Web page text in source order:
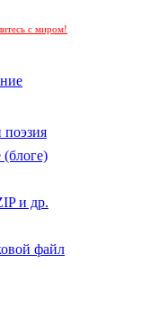
с миром!
поэзия
и др.
файл